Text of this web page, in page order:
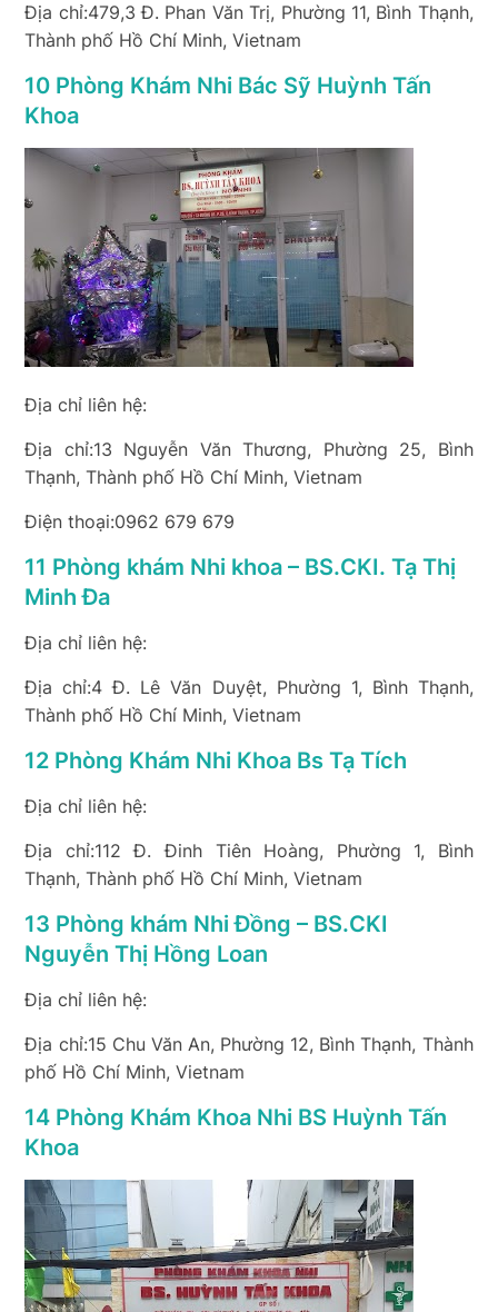
Địa chỉ:479,3 Đ. Phan Văn Trị, Phường 11, Bình Thạnh,
Thành phố Hồ Chí Minh, Vietnam
10 Phòng Khám Nhi Bác Sỹ Huỳnh Tấn
Khoa
Địa chỉ liên hệ:
Địa chỉ:13 Nguyễn Văn Thương, Phường 25, Bình
Thạnh, Thành phố Hồ Chí Minh, Vietnam
Điện thoại:0962 679 679
11 Phòng khám Nhi khoa – BS.CKI. Tạ Thị
Minh Đa
Địa chỉ liên hệ:
Địa chỉ:4 Đ. Lê Văn Duyệt, Phường 1, Bình Thạnh,
Thành phố Hồ Chí Minh, Vietnam
12 Phòng Khám Nhi Khoa Bs Tạ Tích
Địa chỉ liên hệ:
Địa chỉ:112 Đ. Đinh Tiên Hoàng, Phường 1, Bình
Thạnh, Thành phố Hồ Chí Minh, Vietnam
13 Phòng khám Nhi Đồng – BS.CKI
Nguyễn Thị Hồng Loan
Địa chỉ liên hệ:
Địa chỉ:15 Chu Văn An, Phường 12, Bình Thạnh, Thành
phố Hồ Chí Minh, Vietnam
14 Phòng Khám Khoa Nhi BS Huỳnh Tấn
Khoa